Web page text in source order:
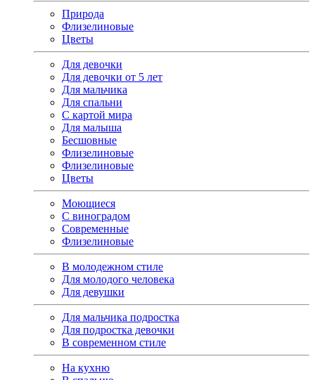
Природа
Флизелиновые
Цветы
Для девочки
Для девочки от 5 лет
Для мальчика
Для спальни
С картой мира
Для малыша
Бесшовные
Флизелиновые
Флизелиновые
Цветы
Моющиеся
С виноградом
Современные
Флизелиновые
В молодежном стиле
Для молодого человека
Для девушки
Для мальчика подростка
Для подростка девочки
В современном стиле
На кухню